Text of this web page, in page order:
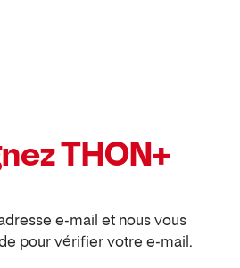
THON+
e-mail et nous vous
pour vérifier votre e-mail.